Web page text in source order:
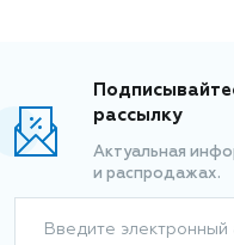
рассылку
Актуальная
и распродажах.
Введите электронный